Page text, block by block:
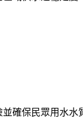
確保民眾用水